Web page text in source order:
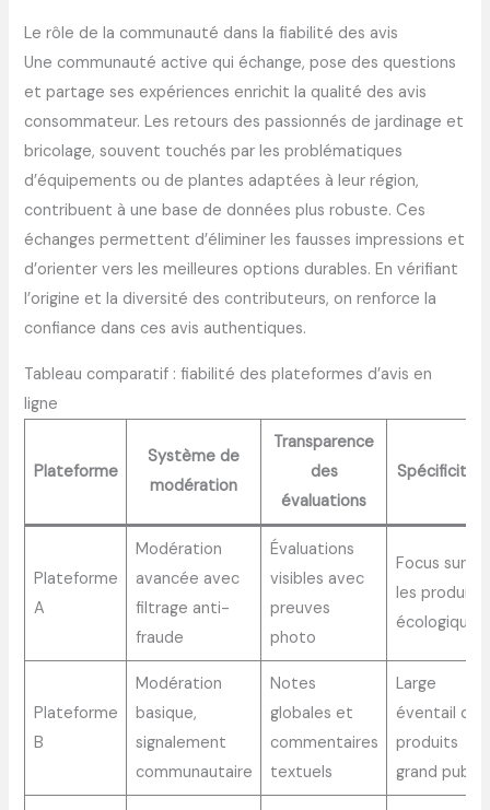
Le rôle de la communauté dans la fiabilité des avis
Une communauté active qui échange, pose des questions
et partage ses expériences enrichit la qualité des avis
consommateur. Les retours des passionnés de jardinage et
bricolage, souvent touchés par les problématiques
d’équipements ou de plantes adaptées à leur région,
contribuent à une base de données plus robuste. Ces
échanges permettent d’éliminer les fausses impressions et
d’orienter vers les meilleures options durables. En vérifiant
l’origine et la diversité des contributeurs, on renforce la
confiance dans ces avis authentiques.
Tableau comparatif : fiabilité des plateformes d’avis en
ligne
Plateforme
Système de
modération
Transparence
des
évaluations
Spécificités
Plateforme
A
Modération
avancée avec
filtrage anti-
fraude
Évaluations
visibles avec
preuves
photo
Focus sur
les produits
écologiques
Plateforme
B
Modération
basique,
signalement
communautaire
Notes
globales et
commentaires
textuels
Large
éventail de
produits
grand public